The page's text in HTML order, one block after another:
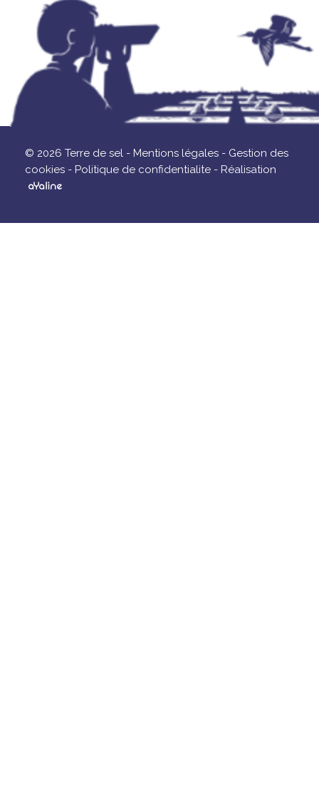
© 2026 Terre de sel - Mentions légales - Gestion des
cookies - Politique de confidentialite - Réalisation